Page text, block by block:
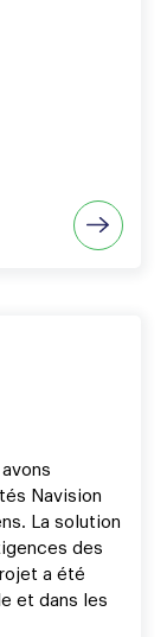
Navision
La solution
des
a été
et dans les